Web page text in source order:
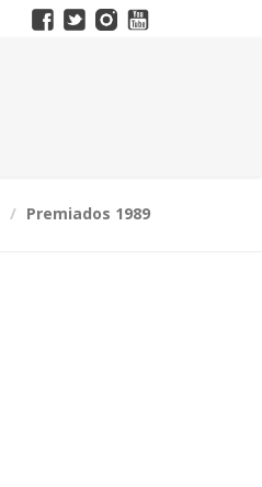
Premiados 1989